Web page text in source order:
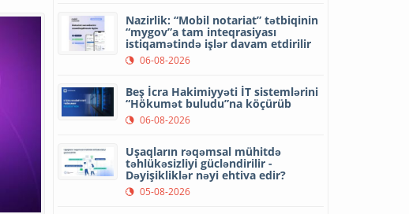
Nazirlik: “Mobil notariat” tətbiqinin
“mygov”a tam inteqrasiyası
istiqamətində işlər davam etdirilir
06-08-2026
Beş İcra Hakimiyyəti İT sistemlərini
“Hökumət buludu”na köçürüb
06-08-2026
Uşaqların rəqəmsal mühitdə
təhlükəsizliyi gücləndirilir -
Dəyişikliklər nəyi ehtiva edir?
05-08-2026